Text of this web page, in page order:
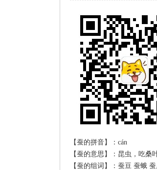
【蚕的拼音】：cán
【蚕的意思】：昆虫，吃桑
【蚕的组词】：蚕豆 蚕蛾